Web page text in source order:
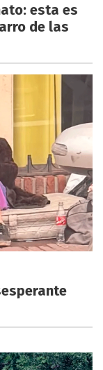
esta es
de las